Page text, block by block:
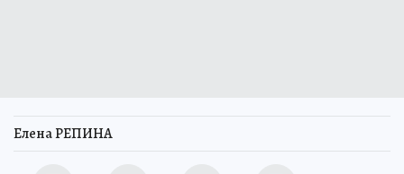
Елена РЕПИНА